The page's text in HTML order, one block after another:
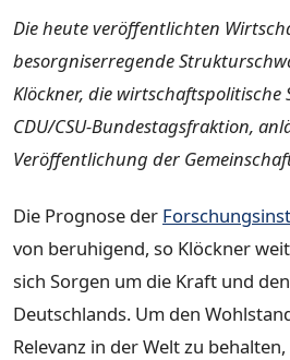
Die heute veröffentlichten
besorgniserregende
Klöckner, die wirtschaftspolitische
CDU/CSU-Bundestagsfraktion,
Veröffentlichung der
Die Prognose der
von beruhigend, so Klöckner
sich Sorgen um die Kraft und
Deutschlands. Um den
Relevanz in der Welt zu